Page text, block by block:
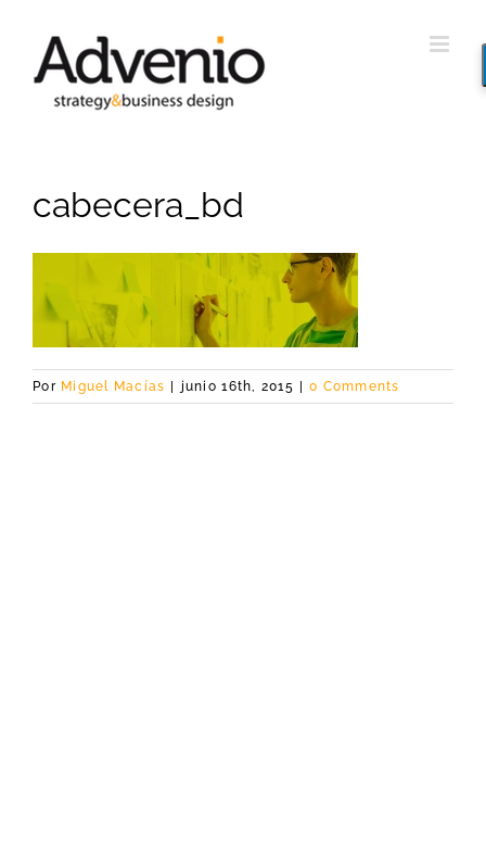
contenido
cabecera_bd
Por Miguel Macías junio 16th, 2015 0 Comments